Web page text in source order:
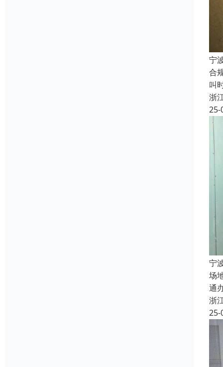
宁
合
叫
浙
25-
宁
场
通
浙
25-